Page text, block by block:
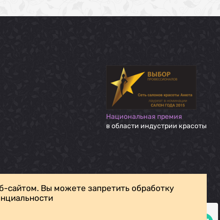
Национальная премия
в области индустрии красоты
сайтом. Вы можете запретить обработку